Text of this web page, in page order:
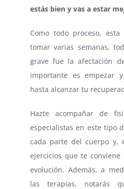
estás bien y vas a estar
Como todo proceso, esta
tomar varias semanas,
grave fue la afectación
importante es empezar
hasta alcanzar tu
Hazte acompañar de
especialistas en este tipo
cada parte del cuerpo y,
ejercicios que te
evolución. Además, a
las terapias, notarás